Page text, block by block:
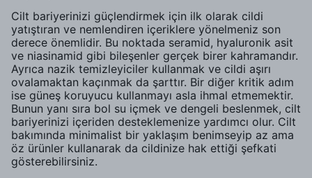
Cilt bariyerinizi güçlendirmek için ilk olarak cildi
yatıştıran ve nemlendiren içeriklere yönelmeniz son
derece önemlidir. Bu noktada seramid, hyaluronik asit
ve niasinamid gibi bileşenler gerçek birer kahramandır.
Ayrıca nazik temizleyiciler kullanmak ve cildi aşırı
ovalamaktan kaçınmak da şarttır. Bir diğer kritik adım
ise güneş koruyucu kullanmayı asla ihmal etmemektir.
Bunun yanı sıra bol su içmek ve dengeli beslenmek, cilt
bariyerinizi içeriden desteklemenize yardımcı olur. Cilt
bakımında minimalist bir yaklaşım benimseyip az ama
öz ürünler kullanarak da cildinize hak ettiği şefkati
gösterebilirsiniz.